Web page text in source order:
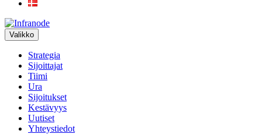
Valikko
Strategia
Sijoittajat
Tiimi
Ura
Sijoitukset
Kestävyys
Uutiset
Yhteystiedot